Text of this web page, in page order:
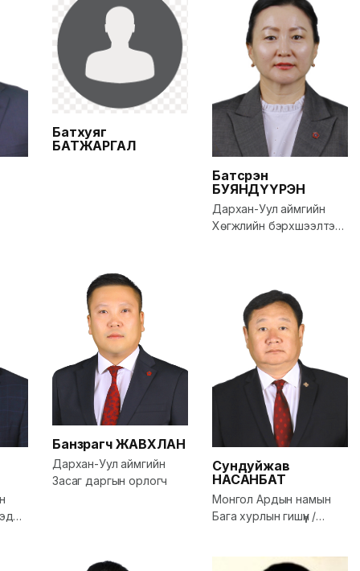
Батхуяг
БАТЖАРГАЛ
Батсүрэн
БУЯНДҮҮРЭН
Дархан-Уул аймгийн
Хөгжлийн бэрхшээлтэй
Банзрагч ЖАВХЛАН
Дархан-Уул аймгийн
Засаг даргын орлогч
Сундуйжав
НАСАНБАТ
Монгол Ардын намын
Бага хурлын гишүүн /